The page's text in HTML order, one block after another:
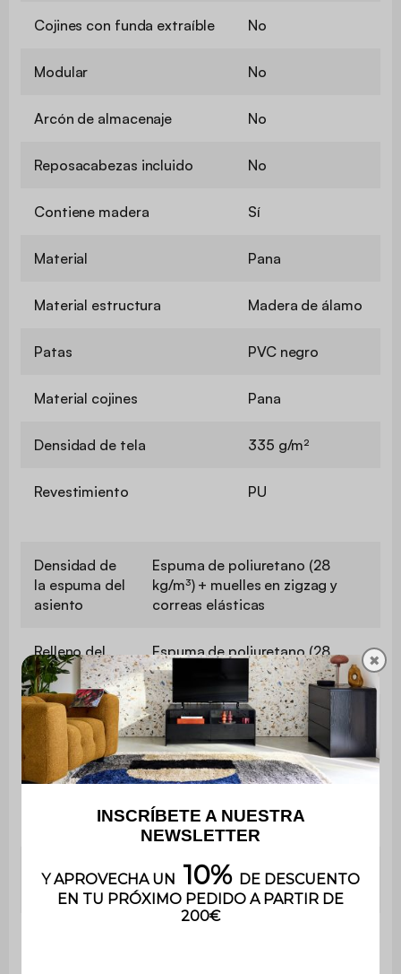
Cojines con funda extraíble No
Modular No
Arcón de almacenaje No
Reposacabezas incluido No
Contiene madera Sí
Material Pana
Material estructura Madera de álamo
Patas PVC negro
Material cojines Pana
Densidad de tela 335 g/m²
Revestimiento PU
Densidad de
la espuma del
asiento
Espuma de poliuretano (28
kg/m³) + muelles en zigzag y
correas elásticas
Relleno del
respaldo
Espuma de poliuretano (28
kg/m3)
Forro de
reposabrazos
Espuma de poliuretano
(densidad: 22 kg/m3)
Relleno de
pequeños
Fibra de poliéster
Profundidad
del asiento
66 cm
✖